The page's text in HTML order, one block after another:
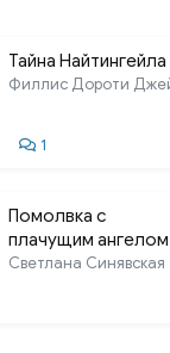
Тайна Найтингейла
1
Помолвка с
плачущим ангелом
Светлана Синявская